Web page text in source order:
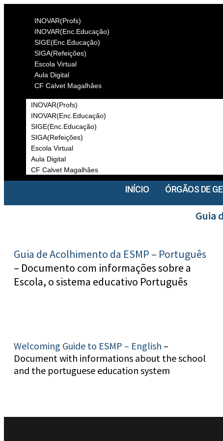
INOVAR(Profs)
INOVAR(Enc.Educação)
SIGE(Enc.Educação)
SIGA(Refeições)
Escola Virtual
Aula Digital
CF Calvet Magalhães
INOVAR(Profs)
INOVAR(Enc.Educação)
SIGE(Enc.Educação)
SIGA(Refeições)
Escola Virtual
Aula Digital
CF Calvet Magalhães
INÍCIO ÓRGÃOS DE
Guia
Guia de Acolhimento da ESMP – Português
– Documento com informações sobre a
Escola, o sistema educativo Português
Welcoming Guide to ESMP – English –
Document with informations about the school
and the portuguese education system